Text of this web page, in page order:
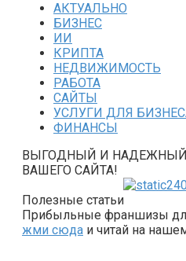
АКТУАЛЬНО
БИЗНЕС
ИИ
КРИПТА
НЕДВИЖИМОСТЬ
РАБОТА
САЙТЫ
УСЛУГИ ДЛЯ
ФИНАНСЫ
ВЫГОДНЫЙ И НАДЕЖНЫЙ
ВАШЕГО САЙТА!
Полезные статьи
Прибыльные франшизы
жми сюда и читай на